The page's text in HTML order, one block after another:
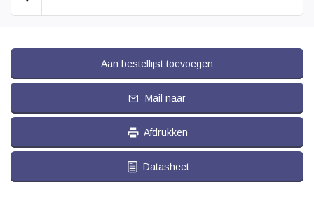
Aan bestellijst toevoegen
Mail naar
Afdrukken
Datasheet